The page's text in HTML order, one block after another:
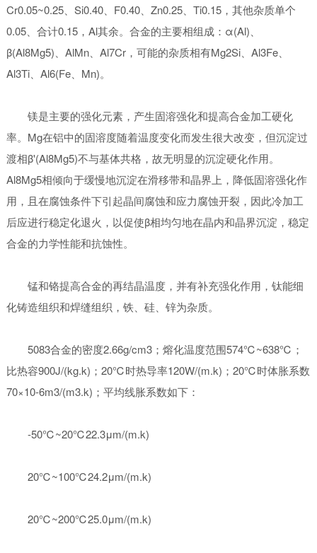
Cr0.05~0.25、Si0.40、F0.40、Zn0.25、Ti0.15，其他杂质单个
0.05、合计0.15，Al其余。合金的主要相组成：α(Al)、
β(Al8Mg5)、AlMn、Al7Cr，可能的杂质相有Mg2Si、Al3Fe、
Al3Ti、Al6(Fe、Mn)。
镁是主要的强化元素，产生固溶强化和提高合金加工硬化
率。Mg在铝中的固溶度随着温度变化而发生很大改变，但沉淀过
渡相β'(Al8Mg5)不与基体共格，故无明显的沉淀硬化作用。
Al8Mg5相倾向于缓慢地沉淀在滑移带和晶界上，降低固溶强化作
用，且在腐蚀条件下引起晶间腐蚀和应力腐蚀开裂，因此冷加工
后应进行稳定化退火，以促使β相均匀地在晶内和晶界沉淀，稳定
合金的力学性能和抗蚀性。
锰和铬提高合金的再结晶温度，并有补充强化作用，钛能细
化铸造组织和焊缝组织，铁、硅、锌为杂质。
5083合金的密度2.66g/cm3；熔化温度范围574℃~638℃；
比热容900J/(kg.k)；20℃时热导率120W/(m.k)；20℃时体胀系数
70×10-6m3/(m3.k)；平均线胀系数如下：
-50℃~20℃22.3μm/(m.k)
20℃~100℃24.2μm/(m.k)
20℃~200℃25.0μm/(m.k)